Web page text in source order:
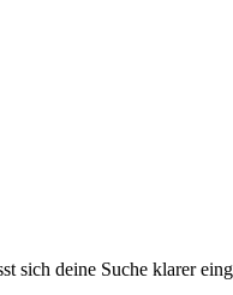
sich deine Suche klarer